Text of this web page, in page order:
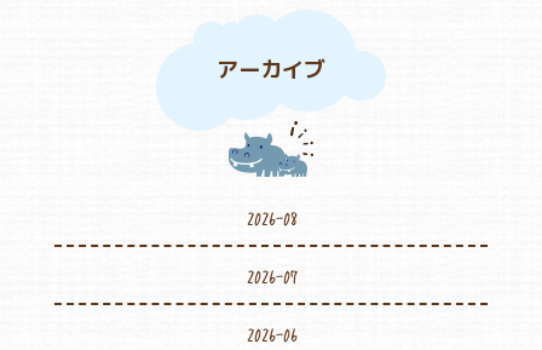
アーカイブ
2026-08
2026-07
2026-06